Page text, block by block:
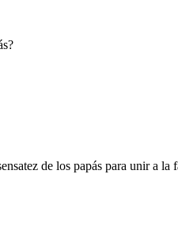
de los papás para unir a la